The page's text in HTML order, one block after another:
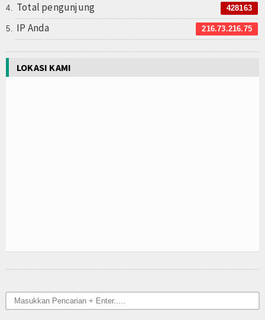
Total pengunjung 428163
IP Anda 216.73.216.75
LOKASI KAMI